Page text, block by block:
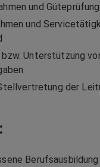
und
und
bzw. Unterstützung
der